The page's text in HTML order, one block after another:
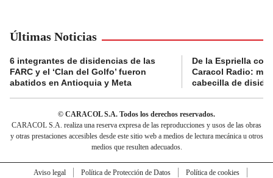
Últimas Noticias
6 integrantes de disidencias de las
FARC y el ‘Clan del Golfo’ fueron
abatidos en Antioquia y Meta
De la Espriella
Caracol Radio:
cabecilla de
© CARACOL S.A. Todos los derechos reservados.
CARACOL S.A. realiza una reserva expresa de las reproducciones y usos de las obras
y otras prestaciones accesibles desde este sitio web a medios de lectura mecánica u otros
medios que resulten adecuados.
Aviso legal Política de Protección de Datos
Política de cookies